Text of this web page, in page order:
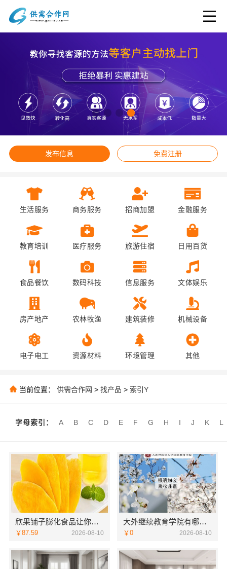
发布信息 免费注册
生活服务 商务服务 招商加盟 金融服务
教育培训 医疗服务 旅游住宿 日用百货
食品餐饮 数码科技 信息服务 文体娱乐
房产地产 农林牧渔 建筑装修 机械设备
电子电工 资源材料 环境管理 其他
当前位置： 供需合作网 > 找产品 > 索引Y
字母索引： A B C D E F G H I J K L
欣果铺子膨化食品让你荣光重新焕发
￥87.59 2026-08-10
大外继续教育学院有哪些专业欢迎咨询
￥0 2026-08-10